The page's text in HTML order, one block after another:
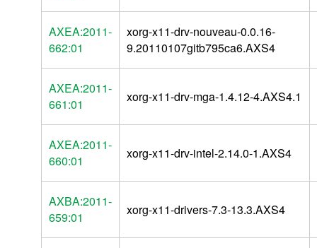
AXEA:2011-
662:01
xorg-x11-drv-nouveau-0.0.16-
9.20110107gitb795ca6.AXS4
AXEA:2011-
661:01
xorg-x11-drv-mga-1.4.12-4.AXS4.1
AXEA:2011-
660:01
xorg-x11-drv-intel-2.14.0-1.AXS4
AXBA:2011-
659:01
xorg-x11-drivers-7.3-13.3.AXS4